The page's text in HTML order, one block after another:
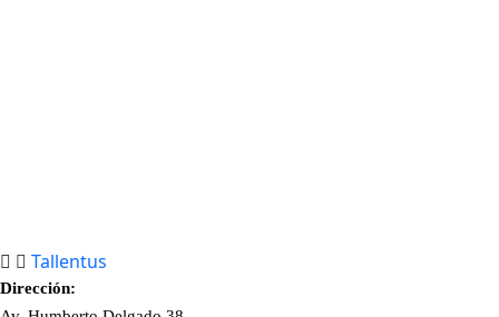
Tallentus
Dirección: